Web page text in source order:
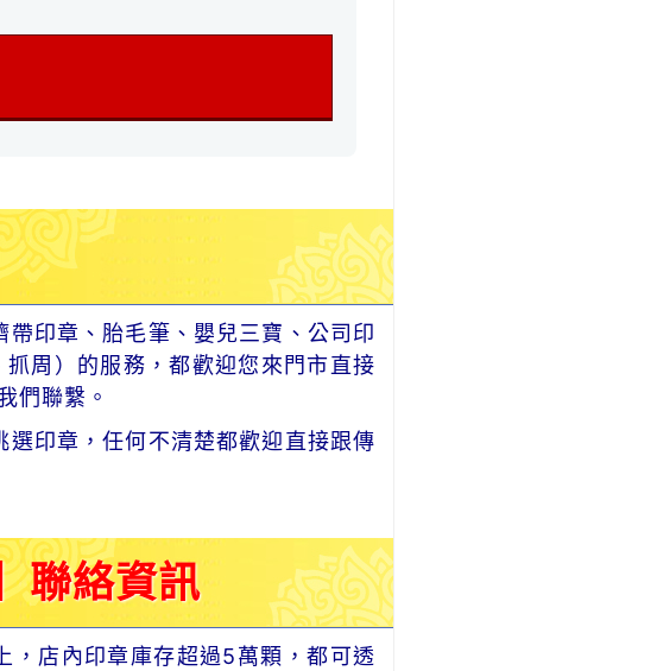
印章、胎毛筆、嬰兒三寶、公司印
周）的服務，都歡迎您來門市直接
們聯繫。
印章，任何不清楚都歡迎直接跟傳
聯絡資訊
店內印章庫存超過5萬顆，都可透